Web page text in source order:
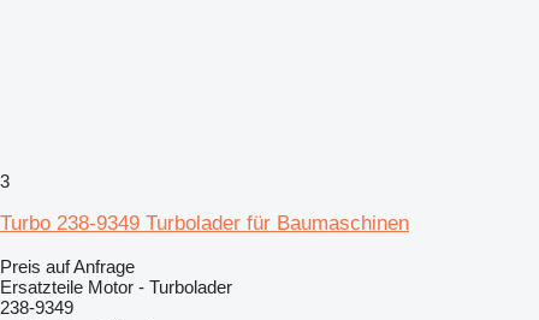
3
Turbo 238-9349 Turbolader für Baumaschinen
Preis auf Anfrage
Ersatzteile Motor - Turbolader
238-9349